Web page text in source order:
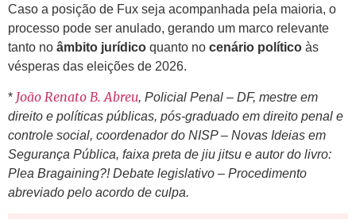
Caso a posição de Fux seja acompanhada pela maioria, o
processo pode ser anulado, gerando um marco relevante
tanto no âmbito jurídico quanto no cenário político às
vésperas das eleições de 2026.
* João Renato B. Abreu, Policial Penal – DF, mestre em
direito e políticas públicas, pós-graduado em direito penal e
controle social, coordenador do NISP – Novas Ideias em
Segurança Pública, faixa preta de jiu jitsu e autor do livro:
Plea Bragaining?! Debate legislativo – Procedimento
abreviado pelo acordo de culpa.